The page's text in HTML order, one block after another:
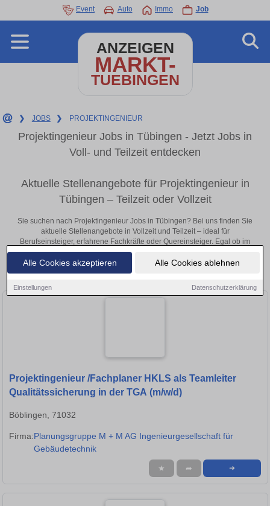
Alle Cookies akzeptieren Alle Cookies ablehnen
Einstellungen Datenschutzerklärung
Event Auto Immo Job
ANZEIGEN
MARKT-
TUEBINGEN
❯ JOBS ❯ PROJEKTINGENIEUR
Projektingenieur Jobs in Tübingen - Jetzt Jobs in
Voll- und Teilzeit entdecken
Aktuelle Stellenangebote für Projektingenieur in
Tübingen – Teilzeit oder Vollzeit
Sie suchen nach Projektingenieur Jobs in Tübingen? Bei uns finden Sie
aktuelle Stellenangebote in Vollzeit und Teilzeit – ideal für
Berufseinsteiger, erfahrene Fachkräfte oder Quereinsteiger. Egal ob im
Büro, vor Ort oder remote: Entdecken Sie jetzt neue Chancen in Ihrer
Region und bewerben Sie sich direkt auf passende Projektingenieur-
Stellen in Tübingen!
Projektingenieur /Fachplaner HKLS als Teamleiter
Qualitätssicherung in der TGA (m/w/d)
Böblingen, 71032
Firma:Planungsgruppe M + M AG Ingenieurgesellschaft für
Gebäudetechnik
★ ➦ ➜